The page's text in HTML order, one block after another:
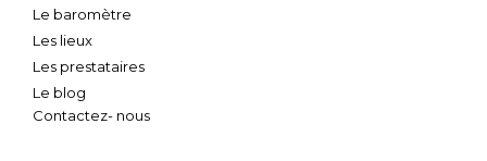
Le baromètre
Les lieux
Les prestataires
Le blog
Contactez- nous